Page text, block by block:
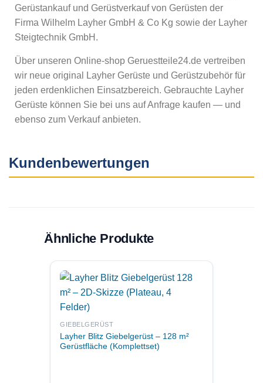
Gerüstankauf und Gerüstverkauf von Gerüsten der
Firma Wilhelm Layher GmbH & Co Kg sowie der Layher
Steigtechnik GmbH.
Über unseren Online-shop Geruestteile24.de vertreiben
wir neue original Layher Gerüste und Gerüstzubehör für
jeden erdenklichen Einsatzbereich. Gebrauchte Layher
Gerüste können Sie bei uns auf Anfrage kaufen — und
ebenso zum Verkauf anbieten.
Kundenbewertungen
Ähnliche Produkte
GIEBELGERÜST
Layher Blitz Giebelgerüst – 128 m²
Gerüstfläche (Komplettset)